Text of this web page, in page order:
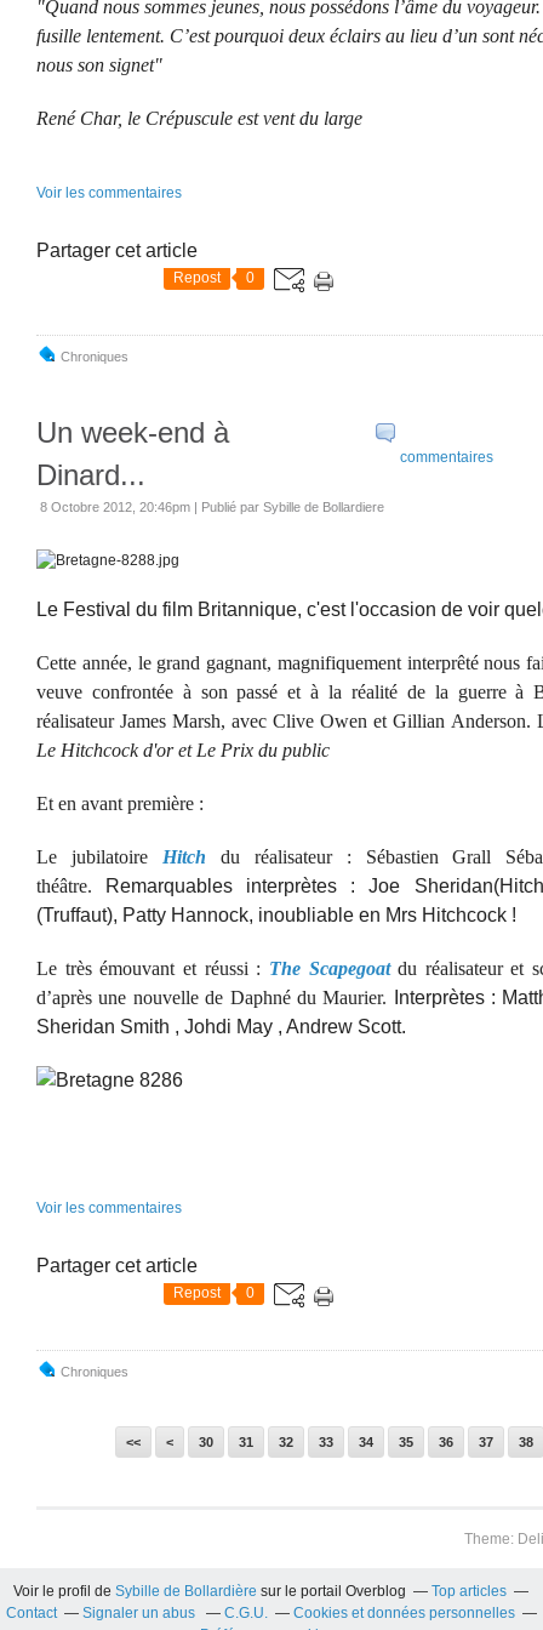
"Quand nous sommes jeunes, nous possédons l’âme du
fusille lentement. C’est pourquoi deux éclairs au lieu d’un sont
nous son signet"
René Char, le Crépuscule est vent du large
Voir les commentaires
Partager cet article
Repost 0
Chroniques
commentaires
Un week-end à
Dinard...
8 Octobre 2012, 20:46pm | Publié par Sybille de Bollardiere
Le Festival du film Britannique, c'est l'occasion de voir
Cette année, le grand gagnant, magnifiquement interprêté nous
veuve confrontée à son passé et à la réalité de la guerre à
réalisateur James Marsh, avec Clive Owen et Gillian Anderson.
Le Hitchcock d'or et Le Prix du public
Et en avant première :
Le jubilatoire Hitch du réalisateur : Sébastien Grall
théâtre.
Remarquables interprètes : Joe
(Truffaut), Patty Hannock, inoubliable en Mrs Hitchcock !
Le très émouvant et réussi : The Scapegoatdu réalisateur et
d’après une nouvelle de Daphné du Maurier.
Interprètes :
Sheridan Smith , Johdi May , Andrew Scott.
Voir les commentaires
Partager cet article
Repost 0
Chroniques
<< < 10
20
30 31 32 33 34 35 36 37 38
Theme:
Voir le profil deSybille de Bollardière sur le portail Overblog
Top articles
Contact
Signaler un abus C.G.U.
Cookies et données personnelles